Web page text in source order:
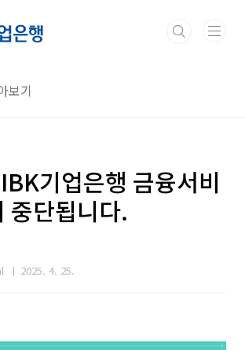
보기
기업은행 금융서비
중단됩니다.
2025. 4. 25.